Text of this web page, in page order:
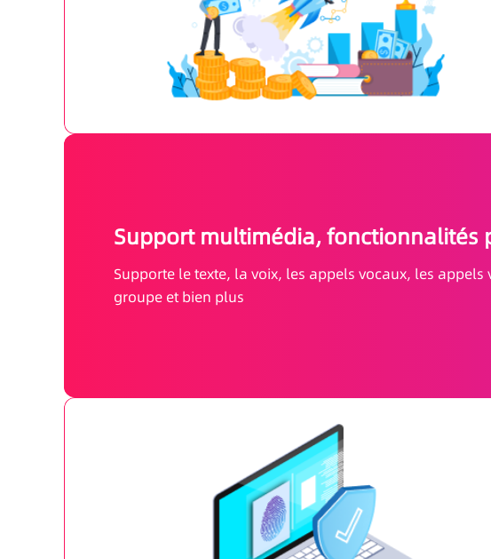
Support multimédia, fonctionnalités
Supporte le texte, la voix, les appels vocaux, les appels
groupe et bien plus